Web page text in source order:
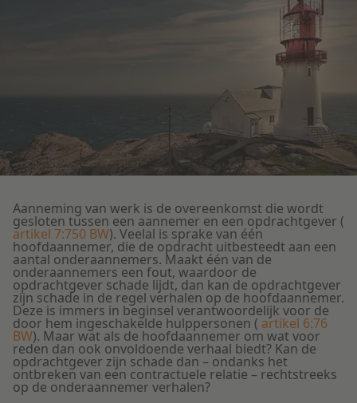
Onderwijs
Aanneming van werk is de overeenkomst die wordt
gesloten tussen een aannemer en een opdrachtgever (
artikel 7:750 BW). Veelal is sprake van één
hoofdaannemer, die de opdracht uitbesteedt aan een
aantal onderaannemers. Maakt één van de
onderaannemers een fout, waardoor de
opdrachtgever schade lijdt, dan kan de opdrachtgever
zijn schade in de regel verhalen op de hoofdaannemer.
Deze is immers in beginsel verantwoordelijk voor de
door hem ingeschakelde hulppersonen ( artikel 6:76
BW). Maar wat als de hoofdaannemer om wat voor
reden dan ook onvoldoende verhaal biedt? Kan de
opdrachtgever zijn schade dan – ondanks het
ontbreken van een contractuele relatie – rechtstreeks
op de onderaannemer verhalen?